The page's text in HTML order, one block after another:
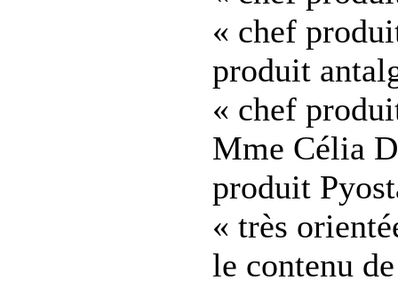
« chef
produit
« chef
Mme Célia
produit
« très
le contenu